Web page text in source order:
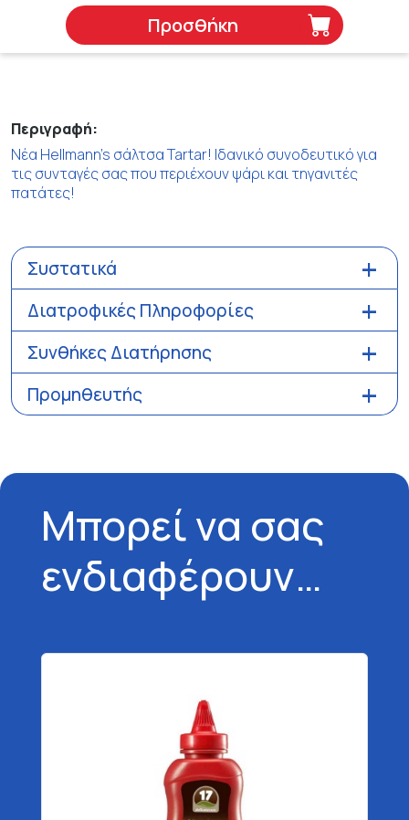
Προσθήκη
Περιγραφή:
Νέα Hellmann's σάλτσα Tartar! Ιδανικό συνοδευτικό για
τις συνταγές σας που περιέχουν ψάρι και τηγανιτές
πατάτες!
Συστατικά
Διατροφικές Πληροφορίες
Συνθήκες Διατήρησης
Προμηθευτής
Μπορεί να σας
ενδιαφέρουν…